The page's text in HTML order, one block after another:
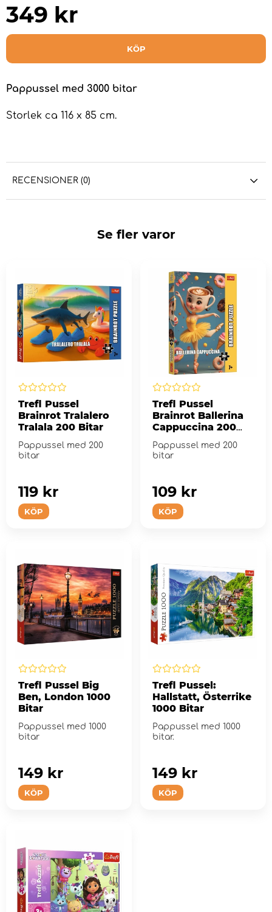
349 kr
KÖP
Pappussel med 3000 bitar
Storlek ca 116 x 85 cm.
RECENSIONER (0)
Se fler varor
Trefl Pussel
Brainrot Tralalero
Tralala 200 Bitar
Pappussel med 200
bitar
KÖP
119 kr
Trefl Pussel
Brainrot Ballerina
Cappuccina 200
Bitar
Pappussel med 200
bitar
KÖP
109 kr
Trefl Pussel Big
Ben, London 1000
Bitar
Pappussel med 1000
bitar
KÖP
149 kr
Trefl Pussel:
Hallstatt, Österrike
1000 Bitar
Pappussel med 1000
bitar.
KÖP
149 kr